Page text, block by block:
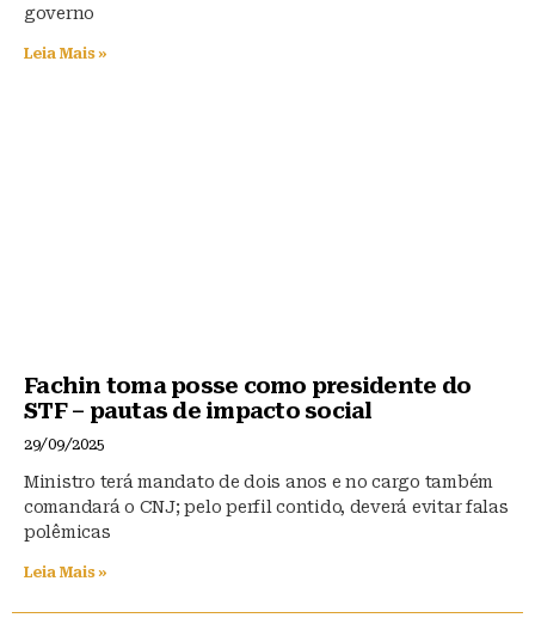
governo
Leia Mais »
Fachin toma posse como presidente do
STF – pautas de impacto social
29/09/2025
Ministro terá mandato de dois anos e no cargo também
comandará o CNJ; pelo perfil contido, deverá evitar falas
polêmicas
Leia Mais »